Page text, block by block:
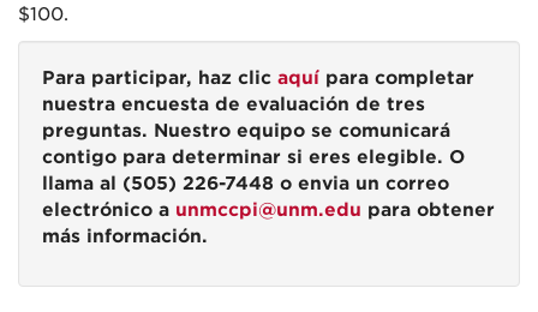
$100.
Para participar, haz clic aquí para completar
nuestra encuesta de evaluación de tres
preguntas. Nuestro equipo se comunicará
contigo para determinar si eres elegible. O
llama al (505) 226-7448 o envia un correo
electrónico a unmccpi@unm.edu para obtener
más información.